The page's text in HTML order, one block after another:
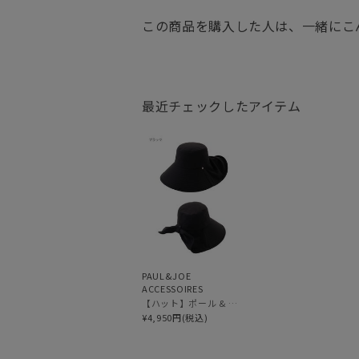
この商品を購入した人は、一緒に
最近チェックしたアイテム
PAUL&JOE
ACCESSOIRES
【ハット】ポール & ジョー (PAUL & JOE ACCESSOIRES) 広つばリボンハット
¥4,950円(税込)